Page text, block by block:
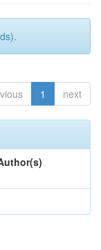
1 next